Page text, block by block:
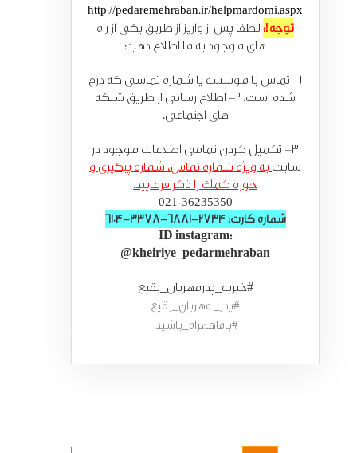
http://pedaremehraban.ir/helpmardomi.aspx
توجه!: لطفا پس از واریز از طریق یکی از راه
های موجود به ما اطلاع دهید:
1- تماس با موسسه یا شماره تماسی که درج
شده است. 2- اطلاع رسانی از طریق شبکه
های اجتماعی.
3- تکمیل کردن تمامی اطلاعات موجود در
سایتبه ویژه شماره تماس، شماره پیگیری و
حوزه کمک را ذکر فرمایید.
021-36235350
شماره کارت: 2734-6881-3378-6104
ID instagram:
@kheiriye_pedarmehraban
#خیریه_پدرمهربان_بقیع
#پدر_ مهربان_بقیع
#باماهمراه_باشید